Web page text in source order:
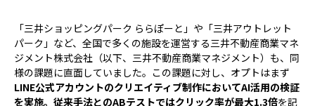
「三井ショッピングパーク ららぽーと」や「三井アウトレット
パーク」など、全国で多くの施設を運営する三井不動産商業マネ
ジメント株式会社（以下、三井不動産商業マネジメント）も、同
様の課題に直面していました。この課題に対し、オプトはまず
LINE公式アカウントのクリエイティブ制作においてAI活用の検証
を実施。従来手法とのABテストではクリック率が最大1.3倍を記